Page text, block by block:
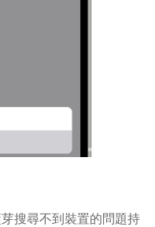
搜尋不到裝置的問題持